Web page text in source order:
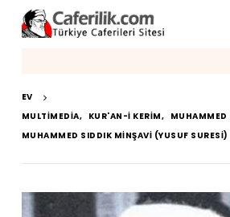
EV
MULTIMEDIA, KUR'AN-I KERIM, MUHAMMED
MUHAMMED SIDDIK MINŞAVI (YUSUF SURESI)